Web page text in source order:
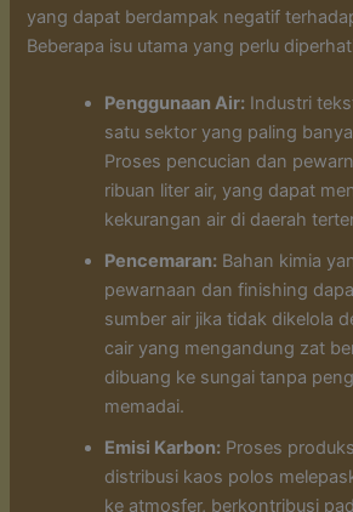
yang dapat berdampak negatif
Beberapa isu utama yang perlu
Penggunaan Air: Industri
satu sektor yang paling
Proses pencucian dan
ribuan liter air, yang dapat
kekurangan air di daerah
Pencemaran: Bahan kimia
pewarnaan dan finishing
sumber air jika tidak dikelola
cair yang mengandung zat
dibuang ke sungai tanpa
memadai.
Emisi Karbon: Proses
distribusi kaos polos
ke atmosfer, berkontribusi